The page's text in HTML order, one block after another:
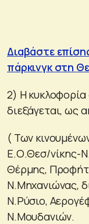
Διαβάστε
πάρκινγκ στη
2) Η
διεξάγεται, ως
( Των
Ε.Ο.Θεσ/νίκης-
Θέρμης,
Ν.Μηχανιώνας,
Ν.Ρύσιο,
Ν.Μουδανιών.